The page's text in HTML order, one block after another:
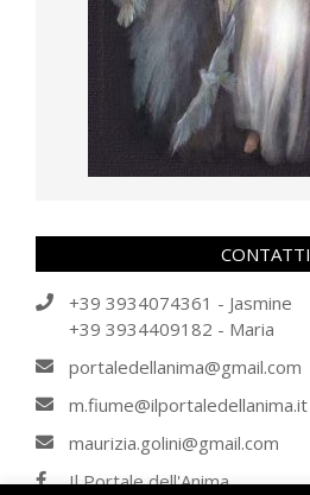
CONTATTI
+39 3934074361 - Jasmine
+39 3934409182 - Maria
portaledellanima@gmail.com
m.fiume@ilportaledellanima.it
maurizia.golini@gmail.com
Il Portale dell'Anima